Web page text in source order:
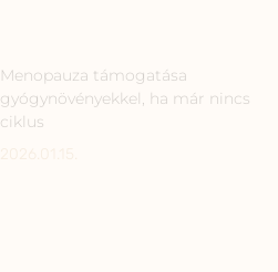
Menopauza támogatása
gyógynövényekkel, ha már nincs
ciklus